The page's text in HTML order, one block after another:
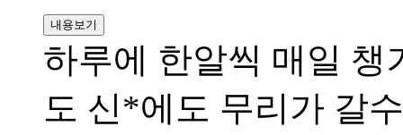
내용보기
하루에 한알씩 매일
도 신*에도 무리가 갈